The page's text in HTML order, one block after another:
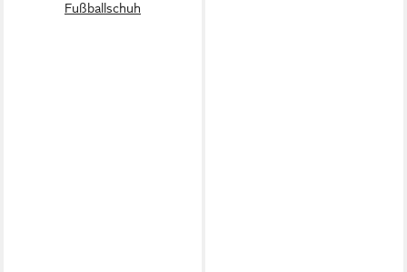
Fußballschuh